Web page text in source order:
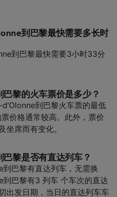
到巴黎最快需要多长时
到巴黎最快需要3小时33分
巴黎的火车票价是多少？
到巴黎火车票的最低
价格通常较高。此外，票价
坐席而有变化。
巴黎是否有直达列车？
巴黎有直达列车，无需换
巴黎有3 列车 个车次的直达
出发日期，当日的直达列车车